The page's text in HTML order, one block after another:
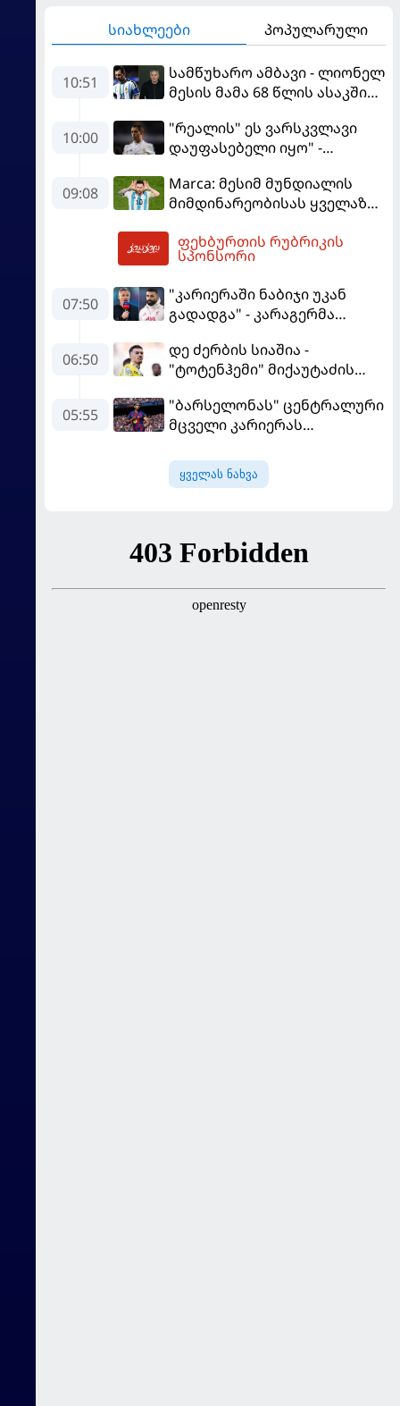
სიახლეები პოპულარული
10:51
სამწუხარო ამბავი - ლიონელ
მესის მამა 68 წლის ასაკში
10:00
"რეალის" ეს ვარსკვლავი
დაუფასებელი იყო" -
თანაგუნდელზე ისაუბრა
09:08
Marca: მესიმ მუნდიალის
მიმდინარეობისას ყველაზე
ფეხბურთის რუბრიკის
სპონსორი
07:50
"კარიერაში ნაბიჯი უკან
გადადგა" - კარაგერმა
06:50
დე ძერბის სიაშია -
"ტოტენჰემი" მიქაუტაძის
05:55
"ბარსელონას" ცენტრალური
მცველი კარიერას
გააგრძელებს
ყველას ნახვა